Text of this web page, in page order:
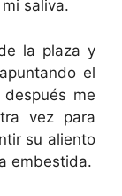
saliva.
la plaza y
el
me
vez para
su aliento
embestida.